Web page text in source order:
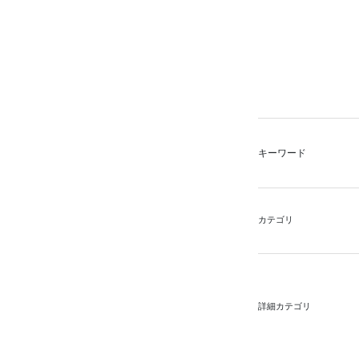
キーワード
カテゴリ
詳細カテゴリ